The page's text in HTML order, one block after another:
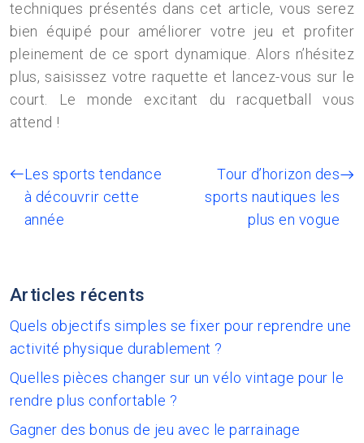
techniques présentés dans cet article, vous serez
bien équipé pour améliorer votre jeu et profiter
pleinement de ce sport dynamique. Alors n’hésitez
plus, saisissez votre raquette et lancez-vous sur le
court. Le monde excitant du racquetball vous
attend !
Les sports tendance
à découvrir cette
année
Tour d’horizon des
sports nautiques les
plus en vogue
Articles récents
Quels objectifs simples se fixer pour reprendre une
activité physique durablement ?
Quelles pièces changer sur un vélo vintage pour le
rendre plus confortable ?
Gagner des bonus de jeu avec le parrainage